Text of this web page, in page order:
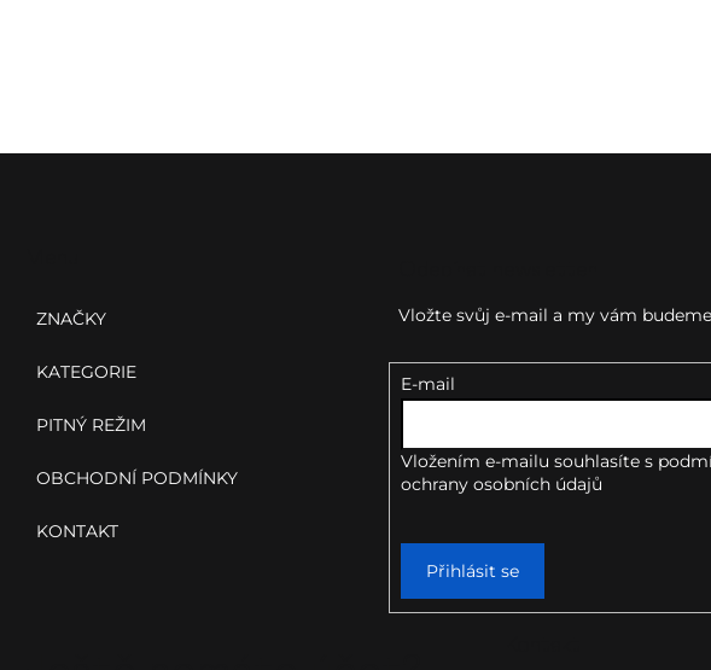
ZNAČKY
KATEGORIE
PITNÝ REŽIM
OBCHODNÍ PODMÍNKY
KONTAKT
Vložte svůj e-mail a my vám
E-mail
Vložením e-mailu souhlasíte s
ochrany osobních údajů
Přihlásit se